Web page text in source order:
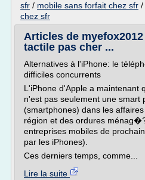
sfr / mobile sans forfait chez sfr /
chez sfr
Articles de
tactile pas cher ...
Alternatives à l'iPhone: le
difficiles concurrents
L'iPhone d'Apple a maintenant
n'est pas seulement une smart
(smartphones) dans les
région et des ordures
entreprises mobiles de
par les iPhones).
Ces derniers temps, comme...
Lire la suite